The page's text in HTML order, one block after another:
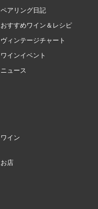
ペアリング日記
おすすめワイン＆レシピ
ヴィンテージチャート
ワインイベント
ニュース
ワイン
お店